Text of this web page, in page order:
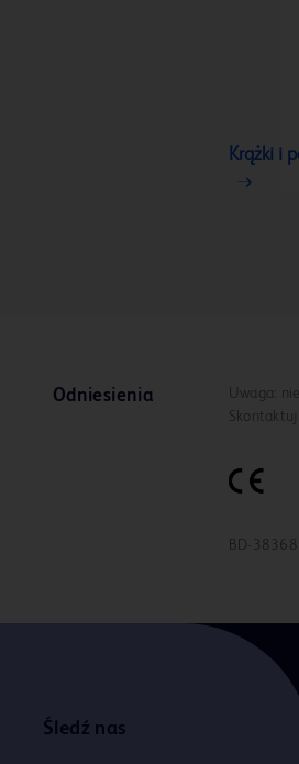
Krążki i
Odniesienia
Uwaga:
BD-38368
Śledź nas